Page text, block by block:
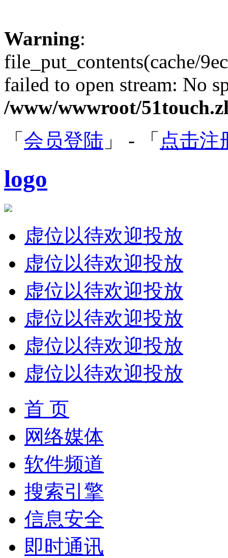
Warning:
file_put_contents(cache/
failed to open stream: No
/www/wwwroot/
「 会员登陆 」 - 「 点击注
logo
虚位以待欢迎投放
虚位以待欢迎投放
虚位以待欢迎投放
虚位以待欢迎投放
虚位以待欢迎投放
虚位以待欢迎投放
首 页
网络媒体
软件频道
搜索引擎
信息安全
即时通讯